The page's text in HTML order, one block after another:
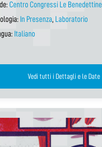
Centro Congressi Le Benedettine
In Presenza, Laboratorio
Italiano
Vedi tutti i Dettagli e le Date